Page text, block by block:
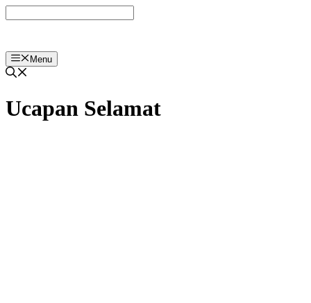
ke
Menu
Ucapan Selamat